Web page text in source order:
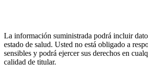
La información suministrada podrá incluir
estado de salud. Usted no está obligado a
sensibles y podrá ejercer sus derechos en
calidad de titular.